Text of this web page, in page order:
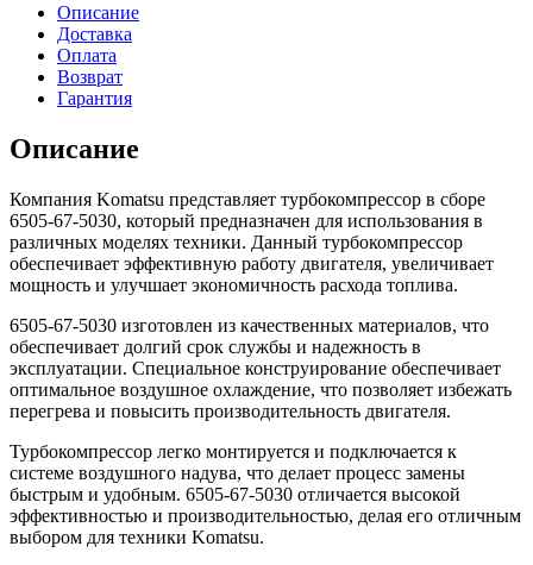
Описание
Доставка
Оплата
Возврат
Гарантия
Описание
Компания Komatsu представляет турбокомпрессор в сборе
6505-67-5030, который предназначен для использования в
различных моделях техники. Данный турбокомпрессор
обеспечивает эффективную работу двигателя, увеличивает
мощность и улучшает экономичность расхода топлива.
6505-67-5030 изготовлен из качественных материалов, что
обеспечивает долгий срок службы и надежность в
эксплуатации. Специальное конструирование обеспечивает
оптимальное воздушное охлаждение, что позволяет избежать
перегрева и повысить производительность двигателя.
Турбокомпрессор легко монтируется и подключается к
системе воздушного надува, что делает процесс замены
быстрым и удобным. 6505-67-5030 отличается высокой
эффективностью и производительностью, делая его отличным
выбором для техники Komatsu.